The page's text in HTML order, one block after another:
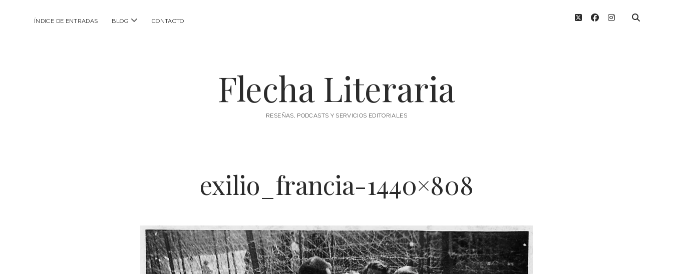
ÍNDICE DE ENTRADAS BLOG abrir
CONTACTO twitterfacebook
instagram
Flecha Literaria
RESEÑAS, PODCASTS Y SERVICIOS EDITORIALES
exilio_francia-1440×808